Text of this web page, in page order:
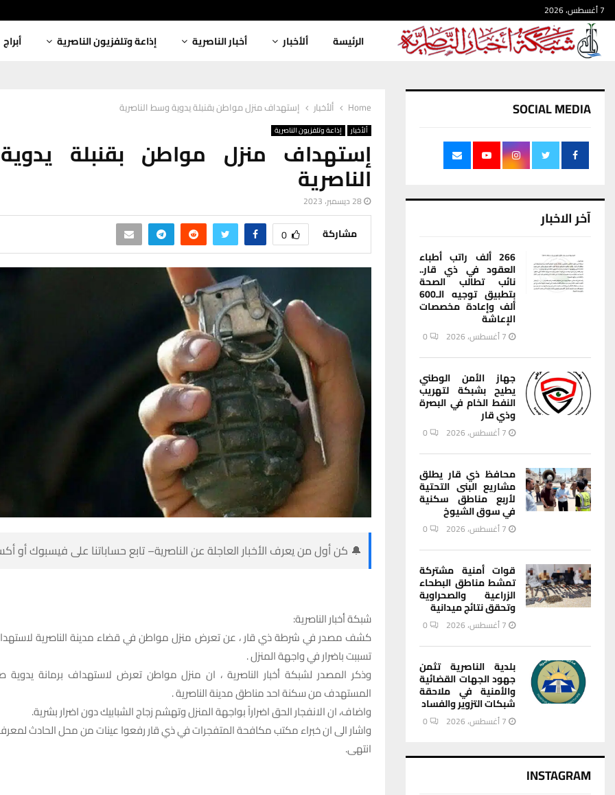
7 أغسطس، 2026
الرئيسة ألأخبار أخبار الناصرية إذاعة وتلفزيون الناصرية أبراج
Home ألأخبار إستهداف منزل مواطن بقنبلة يدوية وسط الناصرية
ألأخبار إذاعة وتلفزيون الناصرية
إستهداف منزل مواطن بقنبلة
الناصرية
28 ديسمبر، 2023
مشاركة 0
🔔 كن أول من يعرف الأخبار العاجلة عن الناصرية– تابع حساباتنا على فيسبوك أو
شبكة أخبار الناصرية:
كشف مصدر في شرطة ذي قار ، عن تعرض منزل مواطن في قضاء مدينة الناصرية
تسببت باضرار في واجهة المنزل .
وذكر المصدر لشبكة أخبار الناصرية ، ان منزل مواطن تعرض لاستهداف برمانة يدوية
المستهدف من سكنة احد مناطق مدينة الناصرية .
واضاف، ان الانفجار الحق اضراراً بواجهة المنزل وتهشم زجاج الشبابيك دون اضرار بشرية.
واشار الى ان خبراء مكتب مكافحة المتفجرات في ذي قار رفعوا عينات من محل الحادث
انتهى.
SOCIAL MEDIA
آخر الاخبار
266 ألف راتب أطباء
العقود في ذي قار..
نائب تطالب الصحة
بتطبيق توجيه الـ600
ألف وإعادة مخصصات
الإعاشة
7 أغسطس، 2026 0
جهاز الأمن الوطني
يطيح بشبكة لتهريب
النفط الخام في البصرة
وذي قار
7 أغسطس، 2026 0
محافظ ذي قار يطلق
مشاريع البنى التحتية
لأربع مناطق سكنية
في سوق الشيوخ
7 أغسطس، 2026 0
قوات أمنية مشتركة
تمشط مناطق البطحاء
الزراعية والصحراوية
وتحقق نتائج ميدانية
7 أغسطس، 2026 0
بلدية الناصرية تثمن
جهود الجهات القضائية
والأمنية في ملاحقة
شبكات التزوير والفساد
7 أغسطس، 2026 0
INSTAGRAM